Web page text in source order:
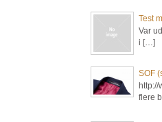
Test
Var
i […]
SOF
flere